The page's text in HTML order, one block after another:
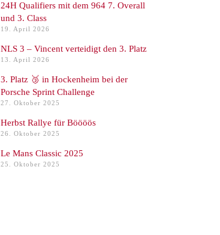
24H Qualifiers mit dem 964 7. Overall
und 3. Class
19. April 2026
NLS 3 – Vincent verteidigt den 3. Platz
13. April 2026
3. Platz 🥉 in Hockenheim bei der
Porsche Sprint Challenge
27. Oktober 2025
Herbst Rallye für Böööös
26. Oktober 2025
Le Mans Classic 2025
25. Oktober 2025